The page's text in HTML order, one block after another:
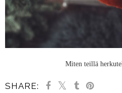
Miten teillä
SHARE: